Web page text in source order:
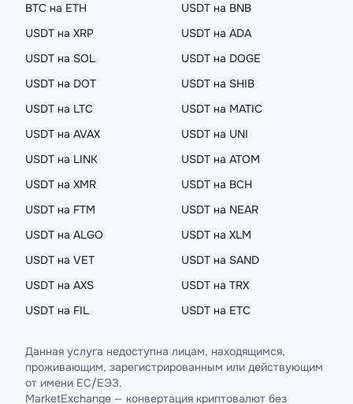
BTC на ETH
USDT на BNB
USDT на XRP
USDT на ADA
USDT на SOL
USDT на DOGE
USDT на DOT
USDT на SHIB
USDT на LTC
USDT на MATIC
USDT на AVAX
USDT на UNI
USDT на LINK
USDT на ATOM
USDT на XMR
USDT на BCH
USDT на FTM
USDT на NEAR
USDT на ALGO
USDT на XLM
USDT на VET
USDT на SAND
USDT на AXS
USDT на TRX
USDT на FIL
USDT на ETC
Данная услуга недоступна лицам, находящимся,
проживающим, зарегистрированным или действующим
от имени ЕС/ЕЭЗ.
MarketExchange — конвертация криптовалют без